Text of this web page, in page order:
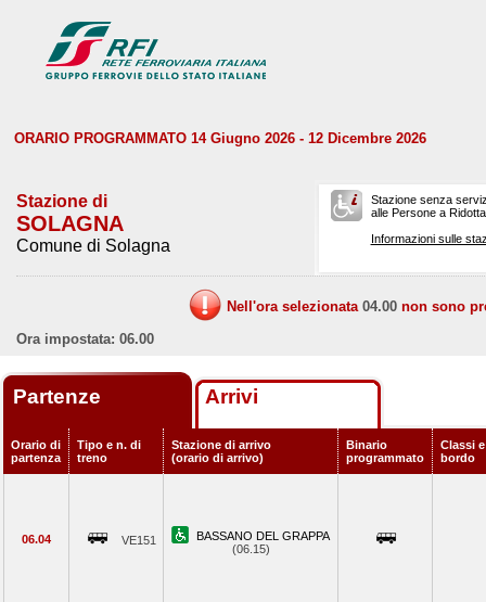
ORARIO PROGRAMMATO 14 Giugno 2026 - 12 Dicembre 2026
Stazione di
SOLAGNA
Comune di Solagna
Stazione senza
alle Persone a
Informazioni sulle
Nell'ora selezionata 04.00 non sono
Ora impostata: 06.00
Partenze Arrivi
Orario di
partenza
Tipo e n. di
treno
Stazione di arrivo
(orario di arrivo)
Binario
programmato
Classi
bordo
06.04 VE151
BASSANO DEL GRAPPA
(06.15)